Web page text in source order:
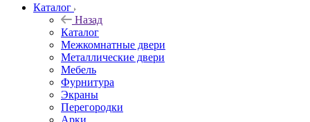
Каталог
Назад
Каталог
Межкомнатные двери
Металлические двери
Мебель
Фурнитура
Экраны
Перегородки
Арки